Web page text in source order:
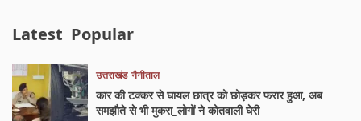
Latest Popular
उत्तराखंड नैनीताल
कार की टक्कर से घायल छात्र को छोड़कर फरार हुआ, अब
समझौते से भी मुकरा_लोगों ने कोतवाली घेरी